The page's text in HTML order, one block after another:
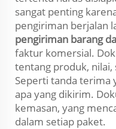
sangat penting
pengiriman berjalan
pengiriman barang
faktur komersial.
tentang produk,
Seperti tanda terima
apa yang dikirim.
kemasan, yang
dalam setiap paket.